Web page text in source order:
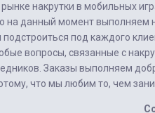
рынке накрутки в мобильных
на данный момент выполняем
подстроиться под каждого
вопросы, связанные с
Заказы выполняем
что мы любим то, чем